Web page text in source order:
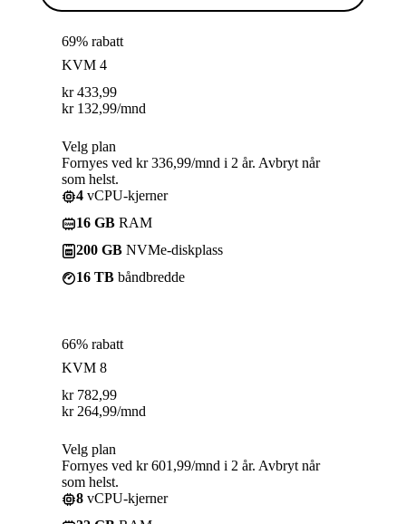
69% rabatt
KVM 4
kr 433,99
kr 132,99/mnd
Velg plan
Fornyes ved kr 336,99/mnd i 2 år. Avbryt når
som helst.
4 vCPU-kjerner
16 GB RAM
200 GB NVMe-diskplass
16 TB båndbredde
66% rabatt
KVM 8
kr 782,99
kr 264,99/mnd
Velg plan
Fornyes ved kr 601,99/mnd i 2 år. Avbryt når
som helst.
8 vCPU-kjerner